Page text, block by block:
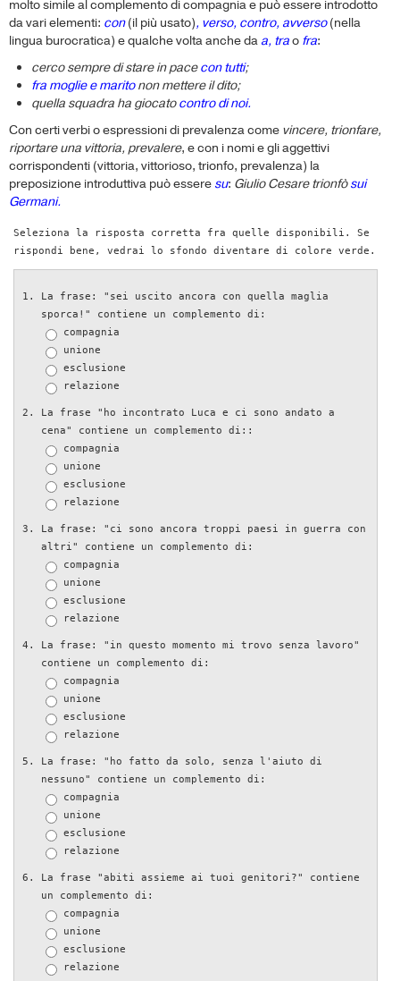
molto simile al complemento di compagnia e può essere introdotto
da vari elementi: con(il più usato), verso, contro, avverso(nella
lingua burocratica) e qualche volta anche da a, trao fra:
cerco sempre di stare in pacecon tutti;
fra moglie e maritonon mettere il dito;
quella squadra ha giocatocontro di noi.
Con certi verbi o espressioni di prevalenza come vincere, trionfare,
riportare una vittoria, prevalere, e con i nomi e gli aggettivi
corrispondenti (vittoria, vittorioso, trionfo, prevalenza) la
preposizione introduttiva può essere su: Giulio Cesare trionfòsui
Germani.
Seleziona la risposta corretta fra quelle disponibili. Se
rispondi bene, vedrai lo sfondo diventare di colore verde.
La frase: "sei uscito ancora con quella maglia
sporca!" contiene un complemento di:
compagnia
unione
esclusione
relazione
La frase "ho incontrato Luca e ci sono andato a
cena" contiene un complemento di::
compagnia
unione
esclusione
relazione
La frase: "ci sono ancora troppi paesi in guerra con
altri" contiene un complemento di:
compagnia
unione
esclusione
relazione
La frase: "in questo momento mi trovo senza lavoro"
contiene un complemento di:
compagnia
unione
esclusione
relazione
La frase: "ho fatto da solo, senza l'aiuto di
nessuno" contiene un complemento di:
compagnia
unione
esclusione
relazione
La frase "abiti assieme ai tuoi genitori?" contiene
un complemento di:
compagnia
unione
esclusione
relazione